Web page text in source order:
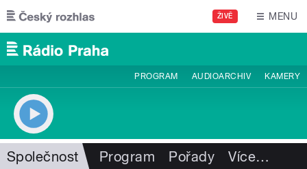
Přejít k hlavnímu obsahu
ŽIVĚ MENU
PROGRAM AUDIOARCHIV KAMERY
Společnost Program Pořady Více…